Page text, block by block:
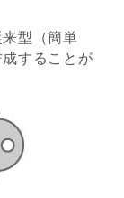
型（簡単
することが